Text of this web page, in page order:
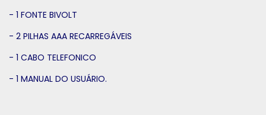
- 1 FONTE BIVOLT
- 2 PILHAS AAA RECARREGÁVEIS
- 1 CABO TELEFONICO
- 1 MANUAL DO USUÁRIO.